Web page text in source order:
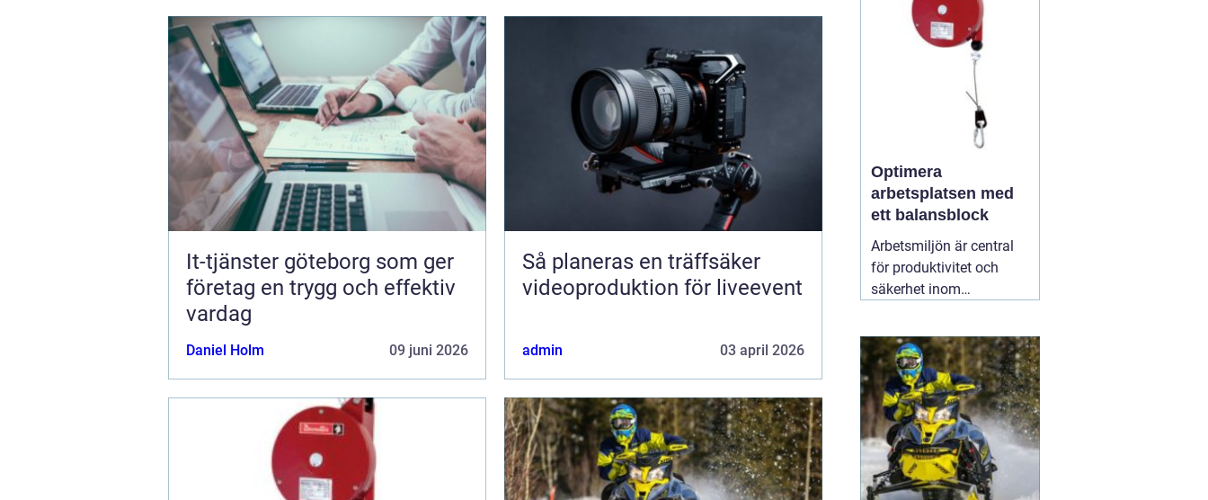
It-tjänster göteborg som ger
företag en trygg och effektiv
vardag
Daniel Holm 09 juni 2026
Så planeras en träffsäker
videoproduktion för liveevent
admin 03 april 2026
planeri...
Optimera
arbetsplatsen med
ett balansblock
Arbetsmiljön är central
för produktivitet och
säkerhet inom
över. För att skapa en
optimal arbetsmiljö är
ergonomi och
hjälpmedel15 februari
2026